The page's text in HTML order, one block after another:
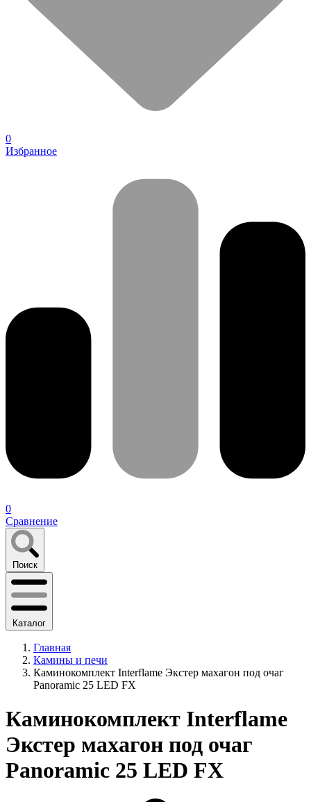
0
Избранное
0
Сравнение
Поиск
Каталог
Главная
Камины и печи
Каминокомплект Interflame Экстер махагон под очаг
Panoramic 25 LED FX
Каминокомплект Interflame
Экстер махагон под очаг
Panoramic 25 LED FX